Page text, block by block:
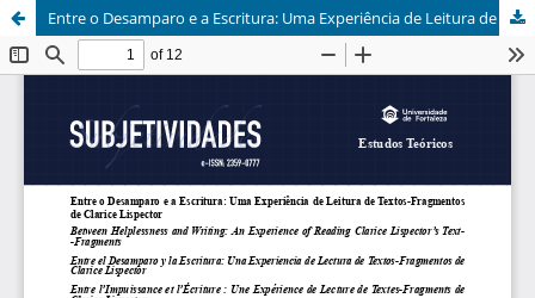
Entre o Desamparo e a Escritura: Uma Experiência de Leitura de Textos-Fragmentos de Clarice Lispector